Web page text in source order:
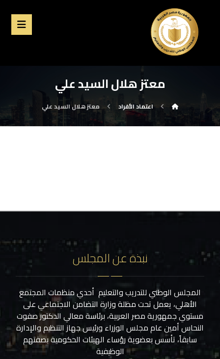
معتز هلال السيد علي
اعتماد الأفراد معتز هلال السيد علي
نبذة عن المجلس
المجلس الوطني للتدريب والتعليم أحدي منظمات المجتمع
الأهلي، يعمل تحت مظلة وزارة التضامن الاجتماعي على
مستوي جمهورية مصر العربية، برئاسة معالي الدكتور صفوت
النحاس أمين عام مجلس الوزراء ورئيس جهاز التنظيم والإدارة
سابقاً، تأسس بعضوية رؤساء الهيئات الحكومية بصفتهم
الوظيفية